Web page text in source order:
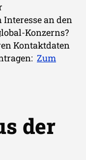
der
an den
Konzerns?
Kontaktdaten
Zum